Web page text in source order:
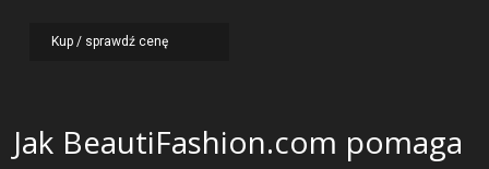
Kup / sprawdź cenę
Jak BeautiFashion.com pomaga